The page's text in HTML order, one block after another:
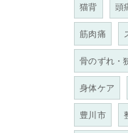
猫背 頭
筋肉痛
骨のずれ・
身体ケア
豊川市